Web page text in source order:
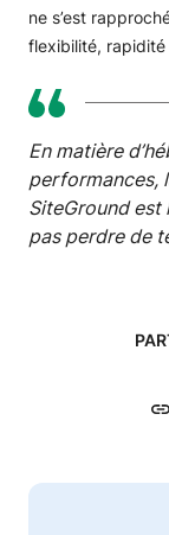
ne s’est
flexibilité,
En matière
performances,
SiteGround est
pas perdre de